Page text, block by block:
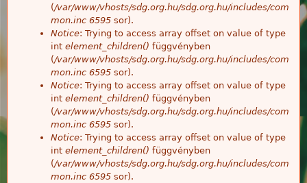
(/var/www/vhosts/sdg.org.hu/sdg.org.hu/includes/com
mon.inc 6595 sor).
Notice: Trying to access array offset on value of type
int element_children() függvényben
(/var/www/vhosts/sdg.org.hu/sdg.org.hu/includes/com
mon.inc 6595 sor).
Notice: Trying to access array offset on value of type
int element_children() függvényben
(/var/www/vhosts/sdg.org.hu/sdg.org.hu/includes/com
mon.inc 6595 sor).
Notice: Trying to access array offset on value of type
int element_children() függvényben
(/var/www/vhosts/sdg.org.hu/sdg.org.hu/includes/com
mon.inc 6595 sor).